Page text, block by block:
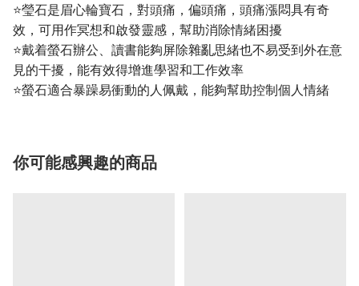
⭐瑩石是眉心輪寶石，對頭痛，偏頭痛，頭痛漲悶具有奇
效，可用作冥想和啟發靈感，幫助消除情緒困擾
⭐戴着螢石辦公、讀書能夠屏除雜亂思緒也不易受到外在意
見的干擾，能有效得增進學習和工作效率
⭐螢石適合暴躁易衝動的人佩戴，能夠幫助控制個人情緒
你可能感興趣的商品